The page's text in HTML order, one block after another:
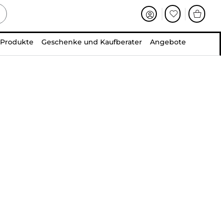
Geschenke und Kaufberater Angebote